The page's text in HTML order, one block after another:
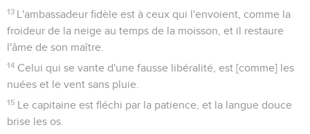
13 L'ambassadeur fidèle est à ceux qui l'envoient, comme la
froideur de la neige au temps de la moisson, et il restaure
l'âme de son maître.
14 Celui qui se vante d'une fausse libéralité, est [comme] les
nuées et le vent sans pluie.
15 Le capitaine est fléchi par la patience, et la langue douce
brise les os.